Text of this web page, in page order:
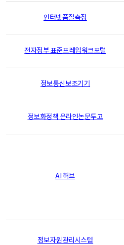
인터넷품질측정
전자정부 표준프레임워크포털
정보통신보조기기
정보화정책 온라인논문투고
AI 허브
정보자원관리시스템